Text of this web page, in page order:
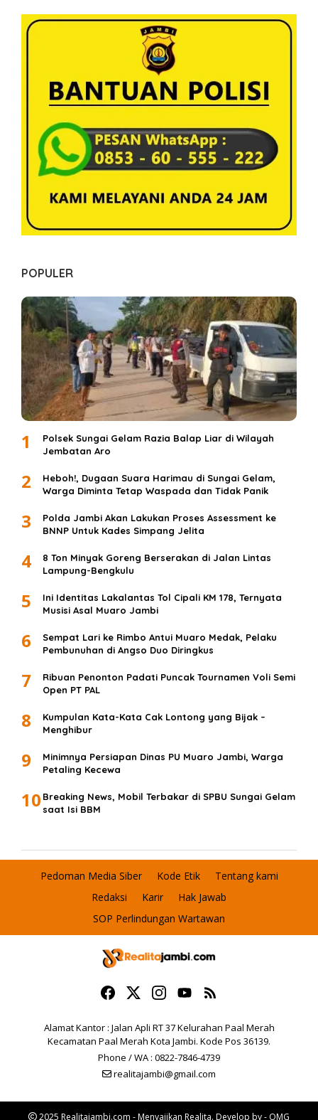
s
i
POPULER
1
Polsek Sungai Gelam Razia Balap Liar di Wilayah
Jembatan Aro
2
Heboh!, Dugaan Suara Harimau di Sungai Gelam,
Warga Diminta Tetap Waspada dan Tidak Panik
3
Polda Jambi Akan Lakukan Proses Assessment ke
BNNP Untuk Kades Simpang Jelita
4
8 Ton Minyak Goreng Berserakan di Jalan Lintas
Lampung-Bengkulu
5
Ini Identitas Lakalantas Tol Cipali KM 178, Ternyata
Musisi Asal Muaro Jambi
6
Sempat Lari ke Rimbo Antui Muaro Medak, Pelaku
Pembunuhan di Angso Duo Diringkus
7
Ribuan Penonton Padati Puncak Tournamen Voli Semi
Open PT PAL
8
Kumpulan Kata-Kata Cak Lontong yang Bijak –
Menghibur
9
Minimnya Persiapan Dinas PU Muaro Jambi, Warga
Petaling Kecewa
10 Breaking News, Mobil Terbakar di SPBU Sungai Gelam
saat Isi BBM
Pedoman Media Siber Kode Etik
Tentang kami
Redaksi
Karir
Hak Jawab
SOP Perlindungan Wartawan
Alamat Kantor : Jalan Apli RT 37 Kelurahan Paal Merah
Kecamatan Paal Merah Kota Jambi. Kode Pos 36139.
Phone / WA : 0822-7846-4739
realitajambi@gmail.com
2025 Realitajambi.com - Menyajikan Realita. Develop by - OMG